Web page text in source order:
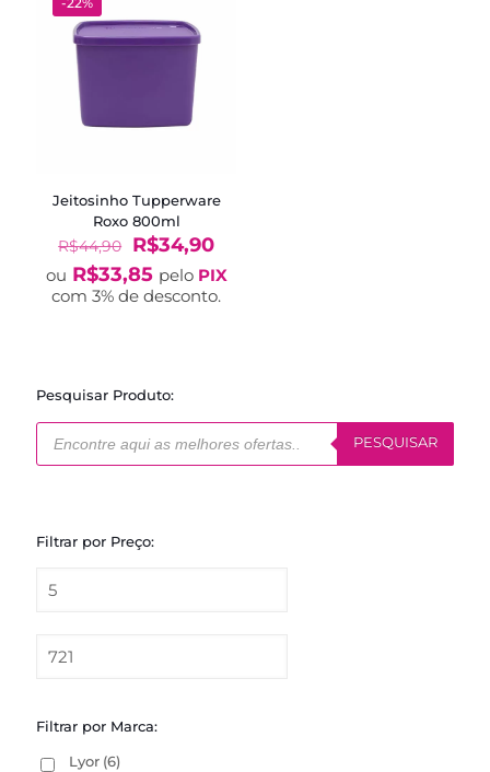
Jeitosinho Tupperware
Roxo 800ml
R$44,90
O
preço
original
era:
R$34,90O
preço
atual
é:
ou R$33,85 pelo PIX
com 3% de desconto.
Pesquisar Produto:
Pesquisar
produtos
PESQUISAR
Filtrar por Preço:
Filtrar por Marca:
Lyor (6)